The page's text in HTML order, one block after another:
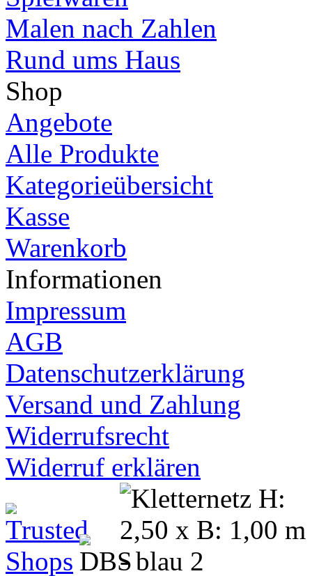
Malen nach Zahlen
Rund ums Haus
Shop
Angebote
Alle Produkte
Kategorieübersicht
Kasse
Warenkorb
Informationen
Impressum
AGB
Datenschutzerklärung
Versand und Zahlung
Widerrufsrecht
Widerruf erklären